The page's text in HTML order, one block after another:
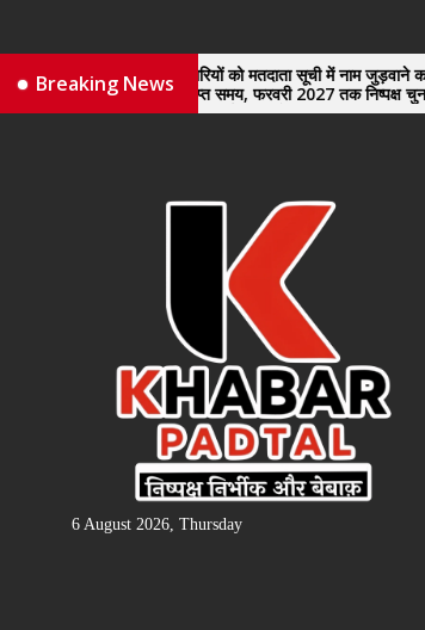
the Breaking News
व्यापारियों को मतदाता सूची में नाम जुड़वाने का
पर्याप्त समय, फरवरी 2027 तक निष्पक्ष चुनाव
की उठाई मांग, सौंपा ज्ञापन।
6 August 2026, Thursday